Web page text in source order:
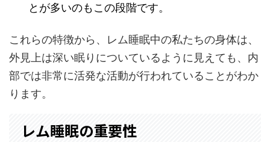
とが多いのもこの段階です。
これらの特徴から、レム睡眠中の私たちの身体は、
外見上は深い眠りについているように見えても、内
部では非常に活発な活動が行われていることがわか
ります。
レム睡眠の重要性